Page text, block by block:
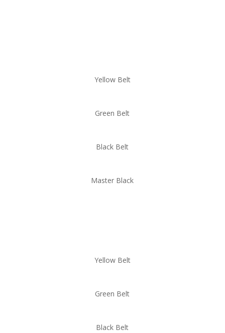
Yellow Belt
Green Belt
Black Belt
Master Black
Yellow Belt
Green Belt
Black Belt